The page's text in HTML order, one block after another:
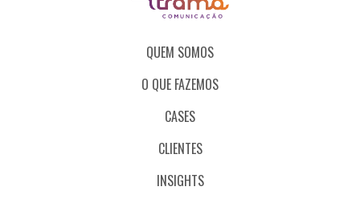
QUEM SOMOS
O QUE FAZEMOS
CASES
CLIENTES
INSIGHTS